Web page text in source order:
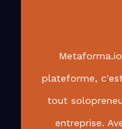
plateforme,
tout
entreprise.